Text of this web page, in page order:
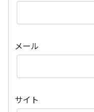
メール
サイト